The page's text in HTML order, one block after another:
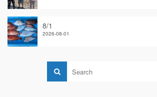
8/1
2026-08-01